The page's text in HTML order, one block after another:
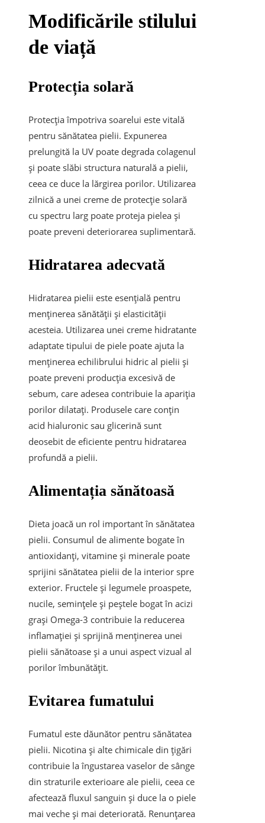
Modificările stilului
de viață
Protecția solară
Protecția împotriva soarelui este vitală
pentru sănătatea pielii. Expunerea
prelungită la UV poate degrada colagenul
și poate slăbi structura naturală a pielii,
ceea ce duce la lărgirea porilor. Utilizarea
zilnică a unei creme de protecție solară
cu spectru larg poate proteja pielea și
poate preveni deteriorarea suplimentară.
Hidratarea adecvată
Hidratarea pielii este esențială pentru
menținerea sănătății și elasticității
acesteia. Utilizarea unei creme hidratante
adaptate tipului de piele poate ajuta la
menținerea echilibrului hidric al pielii și
poate preveni producția excesivă de
sebum, care adesea contribuie la apariția
porilor dilatați. Produsele care conțin
acid hialuronic sau glicerină sunt
deosebit de eficiente pentru hidratarea
profundă a pielii.
Alimentația sănătoasă
Dieta joacă un rol important în sănătatea
pielii. Consumul de alimente bogate în
antioxidanți, vitamine și minerale poate
sprijini sănătatea pielii de la interior spre
exterior. Fructele și legumele proaspete,
nucile, semințele și peștele bogat în acizi
grași Omega-3 contribuie la reducerea
inflamației și sprijină menținerea unei
pielii sănătoase și a unui aspect vizual al
porilor îmbunătățit.
Evitarea fumatului
Fumatul este dăunător pentru sănătatea
pielii. Nicotina și alte chimicale din țigări
contribuie la îngustarea vaselor de sânge
din straturile exterioare ale pielii, ceea ce
afectează fluxul sanguin și duce la o piele
mai veche și mai deteriorată. Renunțarea